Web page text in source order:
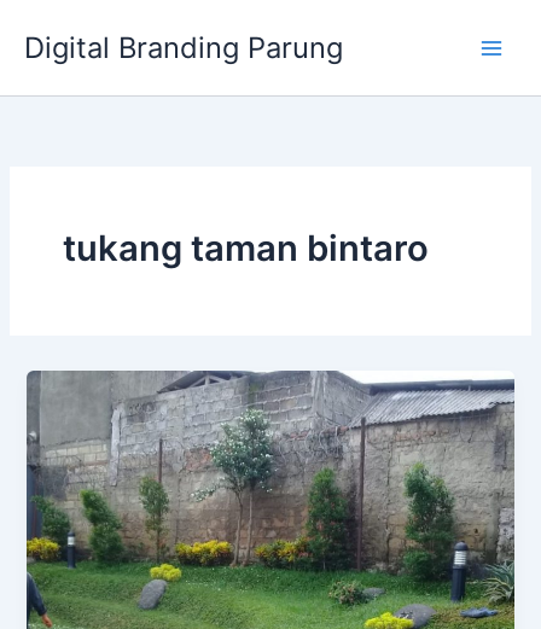
konten
Digital Branding Parung
tukang taman bintaro